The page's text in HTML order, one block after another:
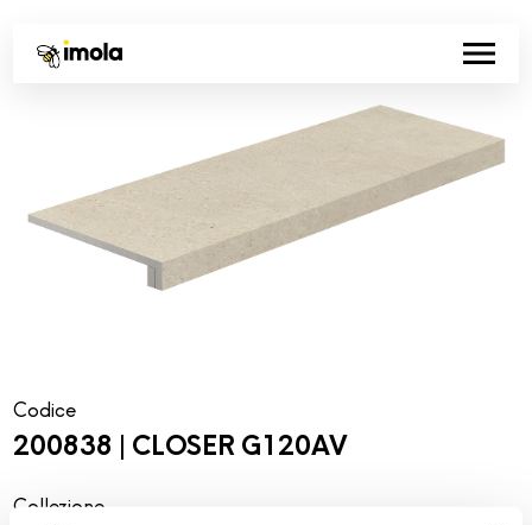
Codice
200838 | CLOSER G120AV
Collezione